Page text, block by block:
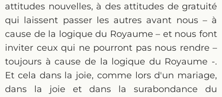
attitudes nouvelles, à des attitudes de gratuité
qui laissent passer les autres avant nous – à
cause de la logique du Royaume – et nous font
inviter ceux qui ne pourront pas nous rendre –
toujours à cause de la logique du Royaume -.
Et cela dans la joie, comme lors d'un mariage,
dans la joie et dans la surabondance du